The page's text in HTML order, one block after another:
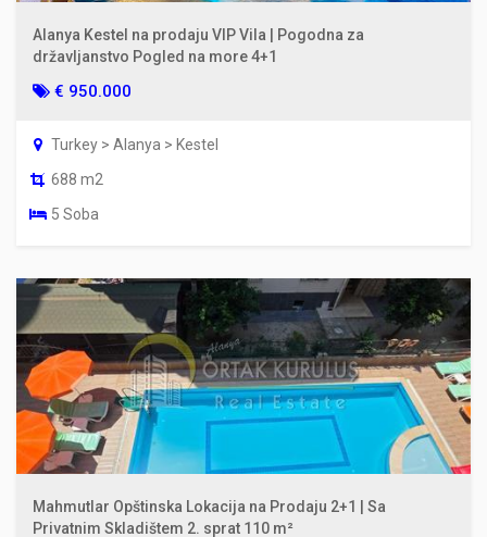
Alanya Kestel na prodaju VIP Vila | Pogodna za
državljanstvo Pogled na more 4+1
€ 950.000
Turkey > Alanya > Kestel
688 m2
5 Soba
Mahmutlar Opštinska Lokacija na Prodaju 2+1 | Sa
Privatnim Skladištem 2. sprat 110 m²